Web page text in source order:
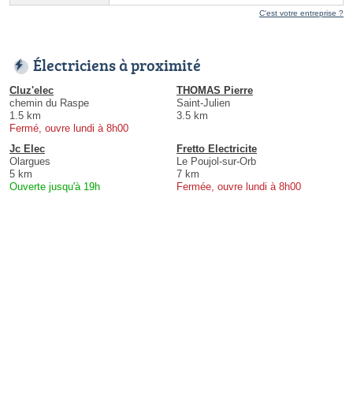
C'est votre entreprise ?
Électriciens à proximité
Cluz'elec
chemin du Raspe
1.5 km
Fermé, ouvre lundi à 8h00
THOMAS Pierre
Saint-Julien
3.5 km
Jc Elec
Olargues
5 km
Ouverte jusqu'à 19h
Fretto Electricite
Le Poujol-sur-Orb
7 km
Fermée, ouvre lundi à 8h00